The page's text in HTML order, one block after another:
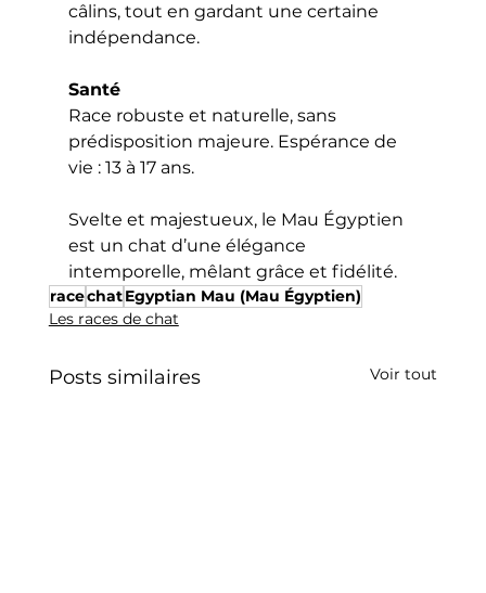
câlins, tout en gardant une certaine
indépendance.
Santé
Race robuste et naturelle, sans
prédisposition majeure. Espérance de
vie : 13 à 17 ans.
Svelte et majestueux, le Mau Égyptien
est un chat d’une élégance
intemporelle, mêlant grâce et fidélité.
racechatEgyptian Mau (Mau Égyptien)
Les races de chat
Posts similaires Voir tout